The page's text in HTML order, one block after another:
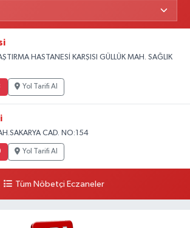
HASTANESİ KARŞISI GÜLLÜK MAH. SAĞLIK
Yol Tarifi Al
CAD. NO:154
Yol Tarifi Al
Tüm Nöbetçi Eczaneler